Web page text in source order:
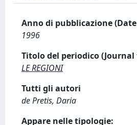
Anno di pubblicazione
1996
Titolo del periodico
LE REGIONI
Tutti gli autori
de Pretis, Daria
Appare nelle tipologie: